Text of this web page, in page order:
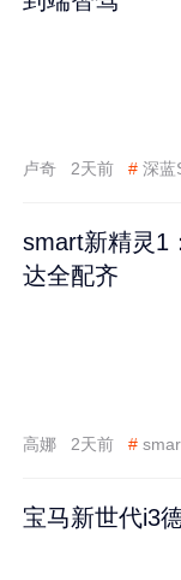
卢奇 2天前 # 深蓝
smart新精灵1
达全配齐
高娜 2天前 #
宝马新世代i3